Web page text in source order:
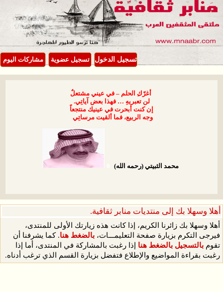
الأولى للمنتدى،
هنا . كما يشرفنا أن
في المنتدى، أما إذا
القسم الذي ترغب أدناه.